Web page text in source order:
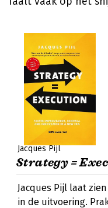
Jacques Pijl
Strategy =
Jacques Pijl laat
in de uitvoering.